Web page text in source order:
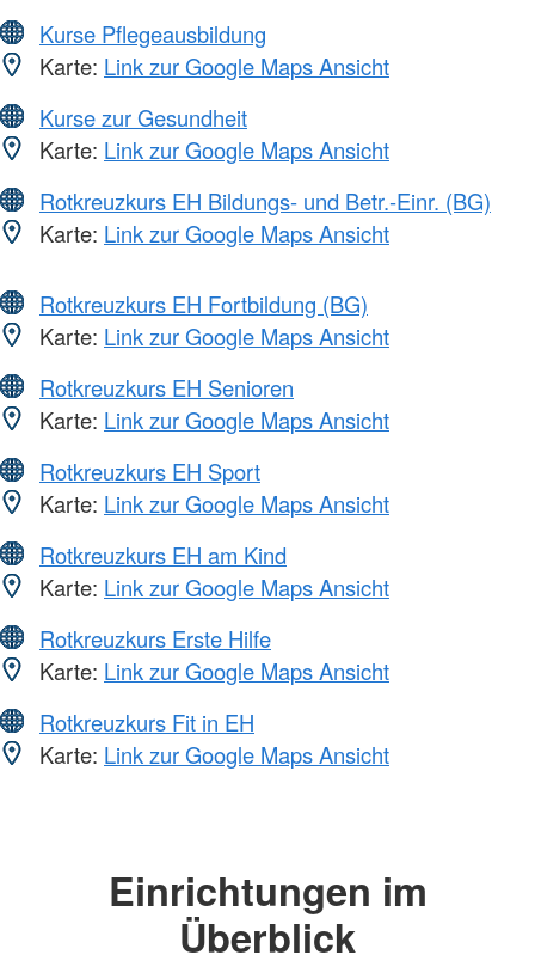
Kurse Pflegeausbildung
Karte: Link zur Google Maps Ansicht
Kurse zur Gesundheit
Karte: Link zur Google Maps Ansicht
Rotkreuzkurs EH Bildungs- und Betr.-Einr. (BG)
Karte: Link zur Google Maps Ansicht
Rotkreuzkurs EH Fortbildung (BG)
Karte: Link zur Google Maps Ansicht
Rotkreuzkurs EH Senioren
Karte: Link zur Google Maps Ansicht
Rotkreuzkurs EH Sport
Karte: Link zur Google Maps Ansicht
Rotkreuzkurs EH am Kind
Karte: Link zur Google Maps Ansicht
Rotkreuzkurs Erste Hilfe
Karte: Link zur Google Maps Ansicht
Rotkreuzkurs Fit in EH
Karte: Link zur Google Maps Ansicht
Einrichtungen im
Überblick